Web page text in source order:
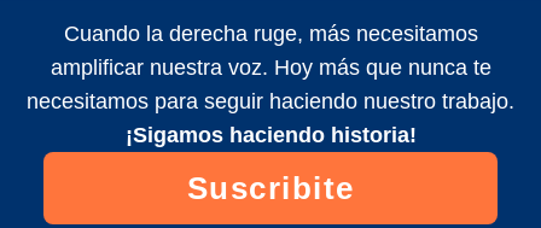
Cuando la derecha ruge, más necesitamos
amplificar nuestra voz. Hoy más que nunca te
necesitamos para seguir haciendo nuestro trabajo.
¡Sigamos haciendo historia!
Suscribite